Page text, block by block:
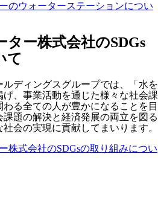
のウォーターステーションについ
ー株式会社のSDGs
て
ディングスグループでは、「水を
、事業活動を通じた様々な社会課
る全ての人が豊かになることを目
題の解決と経済発展の両立を図る
会の実現に貢献してまいります。
株式会社のSDGsの取り組みについ